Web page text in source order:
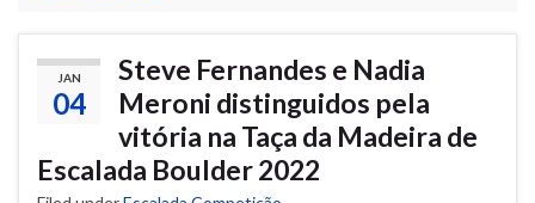
JAN
04
Steve Fernandes e Nadia
Meroni distinguidos pela
vitória na Taça da Madeira de
Escalada Boulder 2022